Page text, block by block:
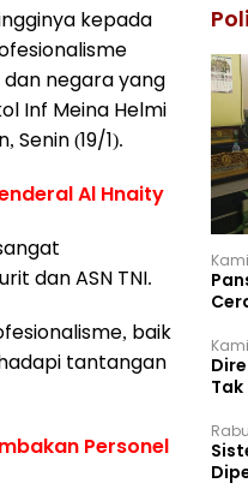
kepada
negara yang
Inf Meina Helmi
(19/1).
Al Hnaity
dan ASN TNI.
baik
tantangan
Personel